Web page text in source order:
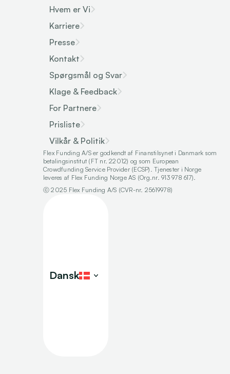
Hvem er Vi
Karriere
Presse
Kontakt
Spørgsmål og Svar
Klage & Feedback
For Partnere
Prisliste
Vilkår & Politik
Flex Funding A/S er godkendt af Finanstilsynet i Danmark som
betalingsinstitut (FT nr. 22012) og som European
Crowdfunding Service Provider (ECSP). Tjenester i Norge
leveres af Flex Funding Norge AS (Org.nr. 913 978 617).
ⓒ 2025 Flex Funding A/S (CVR-nr. 25619978)
Dansk